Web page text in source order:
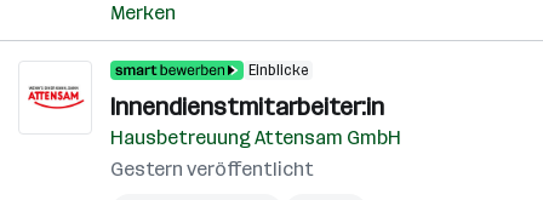
Merken
Einblicke
Innendienstmitarbeiter:in
Hausbetreuung Attensam GmbH
Gestern veröffentlicht